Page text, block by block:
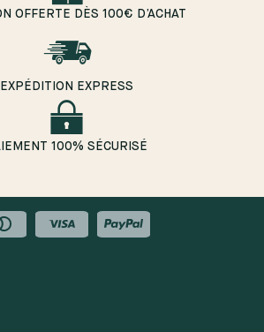
OFFERTE DÈS 100€ D’ACHAT
EXPÉDITION EXPRESS
100% SÉCURISÉ